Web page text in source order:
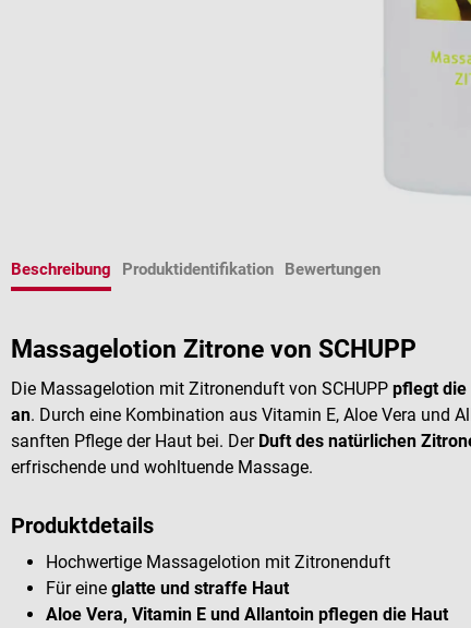
Beschreibung Produktidentifikation Bewertungen
Massagelotion Zitrone von SCHUPP
Die Massagelotion mit Zitronenduft von SCHUPP pflegt die
an. Durch eine Kombination aus Vitamin E, Aloe Vera und
sanften Pflege der Haut bei. Der Duft des natürlichen
erfrischende und wohltuende Massage.
Produktdetails
Hochwertige Massagelotion mit Zitronenduft
Für eine glatte und straffe Haut
Aloe Vera, Vitamin E und Allantoin pflegen die Haut